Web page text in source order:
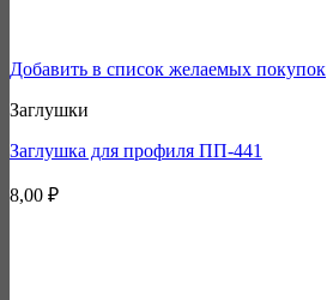
Добавить в список желаемых покупок
Заглушки
Заглушка для профиля ПП-441
8,00 ₽